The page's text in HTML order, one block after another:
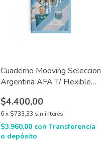
Cuaderno Mooving Seleccion
Argentina AFA T/ Flexible
$4.400,00
6x $733,33 sin interés
$3.960,00 con Transferencia
o depósito